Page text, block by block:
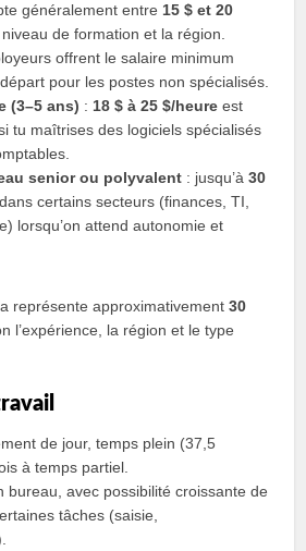
généralement entre 15 $ et 20
de formation et la région.
offrent le salaire minimum
pour les postes non spécialisés.
(3–5 ans) : 18 $ à 25 $/heure est
tu maîtrises des logiciels spécialisés
senior ou polyvalent : jusqu’à30
certains secteurs (finances, TI,
lorsqu’on attend autonomie et
représente approximativement30
l’expérience, la région et le type
de jour, temps plein (37,5
à temps partiel.
bureau, avec possibilité croissante de
tâches (saisie,